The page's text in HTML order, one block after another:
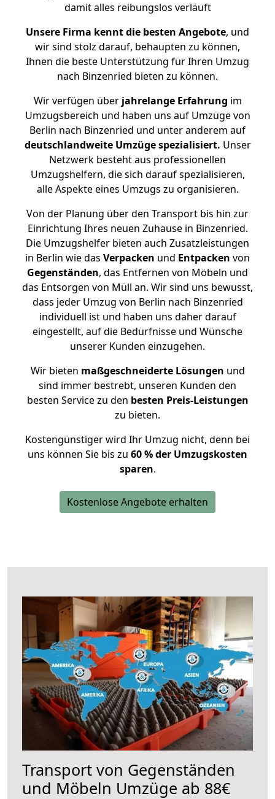
damit alles reibungslos verläuft
Unsere Firma kennt die besten Angebote, und
wir sind stolz darauf, behaupten zu können,
Ihnen die beste Unterstützung für Ihren Umzug
nach Binzenried bieten zu können.
Wir verfügen überjahrelange Erfahrung im
Umzugsbereich und haben uns auf Umzüge von
Berlin nach Binzenried und unter anderem auf
deutschlandweite Umzüge spezialisiert. Unser
Netzwerk besteht aus professionellen
Umzugshelfern, die sich darauf spezialisieren,
alle Aspekte eines Umzugs zu organisieren.
Von der Planung über den Transport bis hin zur
Einrichtung Ihres neuen Zuhause in Binzenried.
Die Umzugshelfer bieten auch Zusatzleistungen
in Berlin wie das Verpacken und Entpacken von
Gegenständen, das Entfernen von Möbeln und
das Entsorgen von Müll an. Wir sind uns bewusst,
dass jeder Umzug von Berlin nach Binzenried
individuell ist und haben uns daher darauf
eingestellt, auf die Bedürfnisse und Wünsche
unserer Kunden einzugehen.
Wir bieten maßgeschneiderte Lösungen und
sind immer bestrebt, unseren Kunden den
besten Service zu den besten Preis-Leistungen
zu bieten.
Kostengünstiger wird Ihr Umzug nicht, denn bei
uns können Sie bis zu 60 % der Umzugskosten
sparen.
Kostenlose Angebote erhalten
Transport von Gegenständen
und Möbeln Umzüge ab 88€